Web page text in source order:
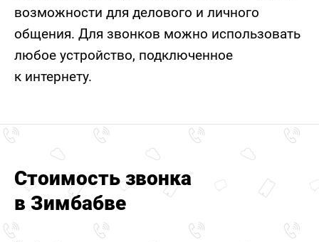
возможности для делового и личного
общения. Для звонков можно использовать
любое устройство, подключенное
к интернету.
Стоимость звонка
в Зимбабве